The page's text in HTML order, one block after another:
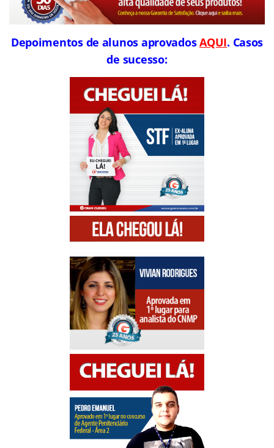
Depoimentos de alunos aprovadosAQUI. Casos
de sucesso: